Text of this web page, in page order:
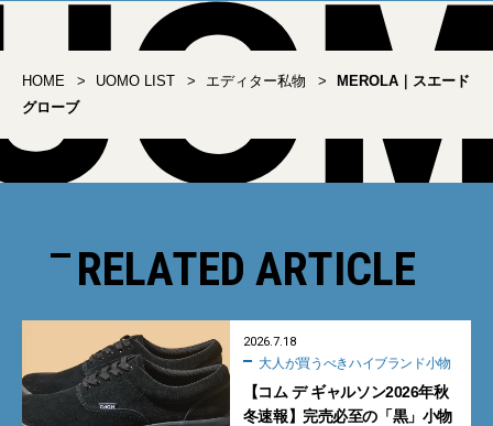
HOME UOMO LIST エディター私物
MEROLA｜スエード
グローブ
RELATED ARTICLE
2026.7.18
大人が買うべきハイブランド小物
【コム デ ギャルソン2026年秋
冬速報】完売必至の「黒」小物